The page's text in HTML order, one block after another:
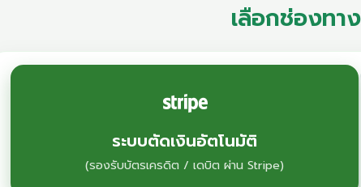
เลือกช่องทา
ระบบตัดเงินอัตโนมัติ
(รองรับบัตรเครดิต / เดบิต ผ่าน Stripe)